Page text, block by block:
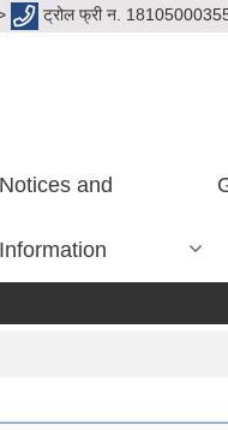
ट्रोल फ्री न.
Notices and
Information